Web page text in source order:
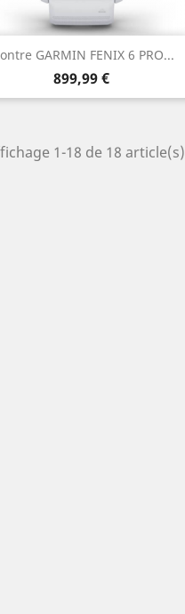
GARMIN FENIX 6 PRO...
Prix
899,99 €
Aperçu rapide
1-18 de 18 article(s)